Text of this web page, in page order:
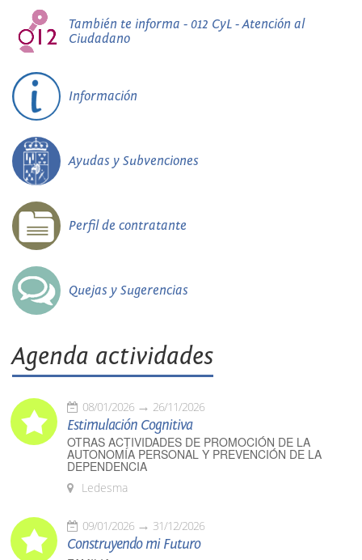
También te informa - 012 CyL - Atención al
Ciudadano
Información
Ayudas y Subvenciones
Perfil de contratante
Quejas y Sugerencias
Agenda actividades
08/01/2026 26/11/2026
Estimulación Cognitiva
OTRAS ACTIVIDADES DE PROMOCIÓN DE LA
AUTONOMÍA PERSONAL Y PREVENCIÓN DE LA
DEPENDENCIA
Ledesma
09/01/2026 31/12/2026
Construyendo mi Futuro